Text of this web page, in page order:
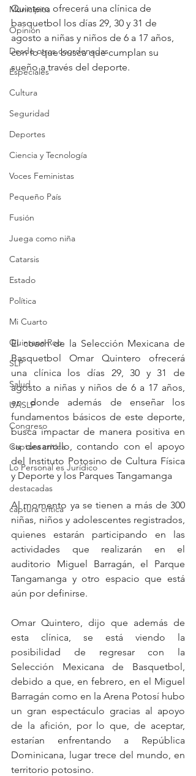
Municipios
Opinión
Desde otras coordenadas
Especiales
Cultura
Seguridad
Deportes
Ciencia y Tecnología
Voces Feministas
Pequeño País
Fusión
Juega como niña
Catarsis
Estado
Política
Mi Cuarto
Quintana Roo
SLP
Salud
UASLP
Congreso
Captura critica
Lo Personal es Jurídico
destacadas
captura critica
Quintero ofrecerá una clínica de
basquetbol los días 29, 30 y 31 de
agosto a niñas y niños de 6 a 17 años,
con lo que busca que cumplan su
sueño a través del deporte.
El coach de la Selección Mexicana de
Basquetbol Omar Quintero ofrecerá
una clínica los días 29, 30 y 31 de
agosto a niñas y niños de 6 a 17 años,
en donde además de enseñar los
fundamentos básicos de este deporte,
busca impactar de manera positiva en
su desarrollo, contando con el apoyo
del Instituto Potosino de Cultura Física
y Deporte y los Parques Tangamanga
Al momento ya se tienen a más de 300
niñas, niños y adolescentes registrados,
quienes estarán participando en las
actividades que realizarán en el
auditorio Miguel Barragán, el Parque
Tangamanga y otro espacio que está
aún por definirse.
Omar Quintero, dijo que además de
esta clínica, se está viendo la
posibilidad de regresar con la
Selección Mexicana de Basquetbol,
debido a que, en febrero, en el Miguel
Barragán como en la Arena Potosí hubo
un gran espectáculo gracias al apoyo
de la afición, por lo que, de aceptar,
estarían enfrentando a República
Dominicana, lugar trece del mundo, en
territorio potosino.